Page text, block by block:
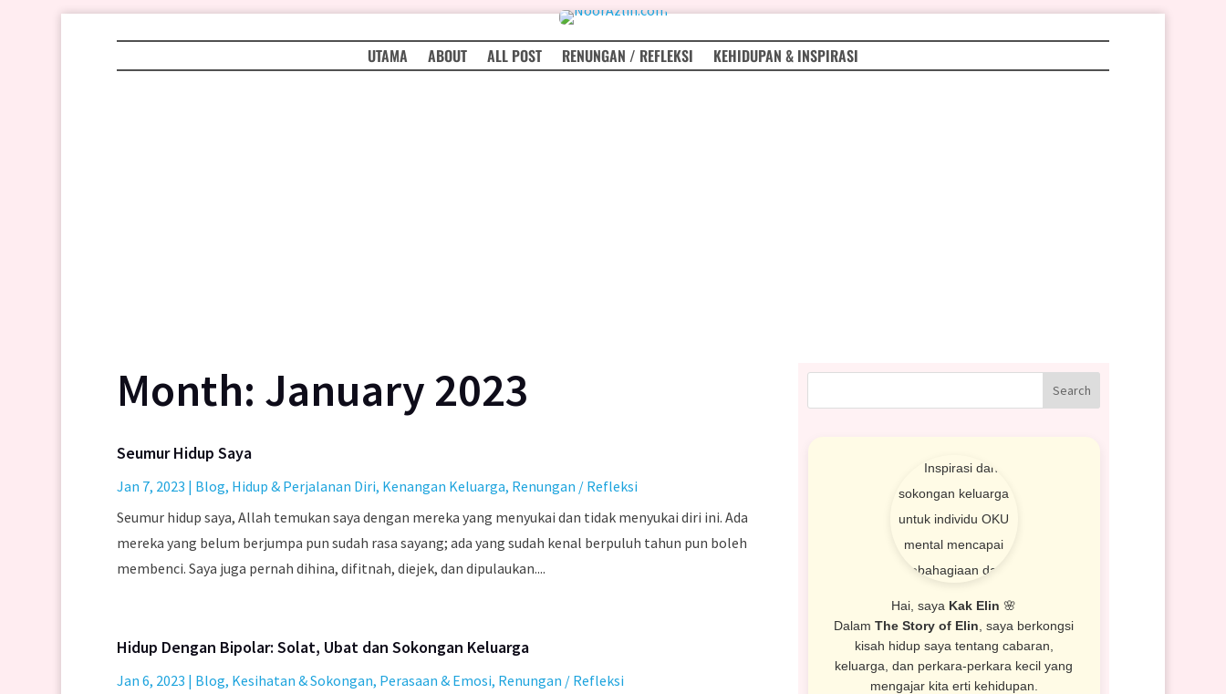
UTAMA ABOUT ALL POST RENUNGAN / REFLEKSI KEHIDUPAN & INSPIRASI
Month: January 2023
Seumur Hidup Saya
Jan 7, 2023 | Blog, Hidup & Perjalanan Diri, Kenangan Keluarga, Renungan / Refleksi
Seumur hidup saya, Allah temukan saya dengan mereka yang menyukai dan tidak menyukai diri ini. Ada
mereka yang belum berjumpa pun sudah rasa sayang; ada yang sudah kenal berpuluh tahun pun boleh
membenci. Saya juga pernah dihina, difitnah, diejek, dan dipulaukan....
Hidup Dengan Bipolar: Solat, Ubat dan Sokongan Keluarga
Jan 6, 2023 | Blog, Kesihatan & Sokongan, Perasaan & Emosi, Renungan / Refleksi
Hai, saya Kak Elin 🌸
DalamThe Story of Elin , saya berkongsi
kisah hidup saya tentang cabaran,
keluarga, dan perkara-perkara kecil yang
mengajar kita erti kehidupan.